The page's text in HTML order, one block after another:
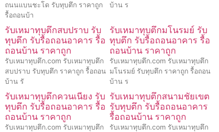
ถนนแบนชะโด รับทุบตึก ราคาถูก
รื้อถอนบ้า
บ้าน ร
รับเหมาทุบตึกสบปราบ รับ
ทุบตึก รับรื้อถอนอาคาร รื้อ
ถอนบ้าน ราคาถูก
รับเหมาทุบตึก.com รับเหมาทุบตึก
สบปราบ รับทุบตึก ราคาถูก รื้อถอน
บ้าน รั
รับเหมาทุบตึกมโนรมย์ รับ
ทุบตึก รับรื้อถอนอาคาร รื้อ
ถอนบ้าน ราคาถูก
รับเหมาทุบตึก.com รับเหมาทุบตึก
มโนรมย์ รับทุบตึก ราคาถูก รื้อถอน
บ้าน ร
รับเหมาทุบตึกควนเนียง รับ
ทุบตึก รับรื้อถอนอาคาร รื้อ
ถอนบ้าน ราคาถูก
รับเหมาทุบตึก.com รับเหมาทุบตึก
รับเหมาทุบตึกสนามชัยเขต
รับทุบตึก รับรื้อถอนอาคาร
รื้อถอนบ้าน ราคาถูก
รับเหมาทุบตึก.com รับเหมาทุบตึก